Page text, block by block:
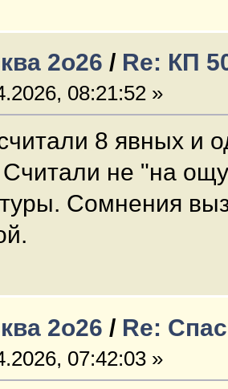
2о26 / Re: КП
08:21:52 »
8 явных и
не "на
Сомнения
2о26 / Re:
07:42:03 »